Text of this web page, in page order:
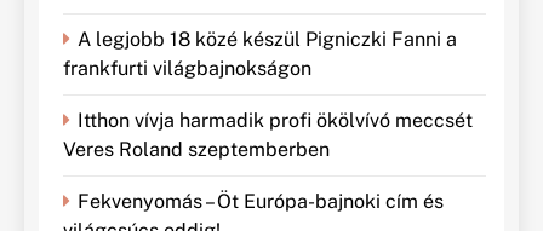
A legjobb 18 közé készül Pigniczki Fanni a
frankfurti világbajnokságon
Itthon vívja harmadik profi ökölvívó meccsét
Veres Roland szeptemberben
Fekvenyomás – Öt Európa-bajnoki cím és